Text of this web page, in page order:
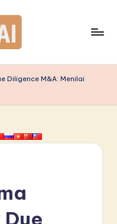
Diligence M&A: Menilai